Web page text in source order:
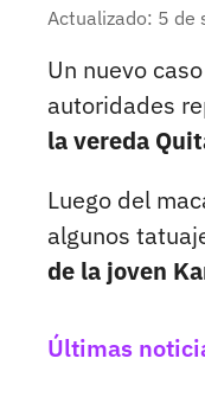
Actualizado: 5 de
Un nuevo
autoridades
la vereda
Luego del
algunos
de la joven
Últimas